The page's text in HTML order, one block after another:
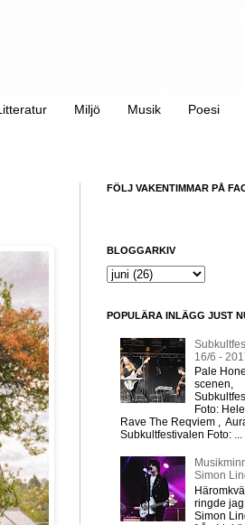
Miljö Musik Poesi
FÖLJ VAKENTIMMAR PÅ
BLOGGARKIV
POPULÄRA INLÄGG JUST
16/6 -
Pale
scenen,
Foto:
Rave The Reqviem ,
Subkultfestivalen Foto: ...
Simon
ringde
Simon